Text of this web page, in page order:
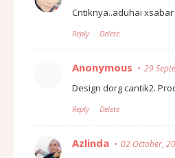
Cntiknya..aduhai
Reply Delete
Anonymous 29
Design dorg cantik2.
Reply Delete
Azlinda 02 October,